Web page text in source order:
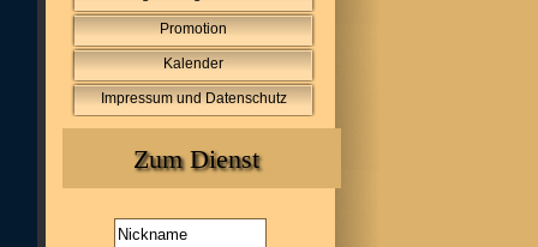
Promotion
Kalender
Impressum und Datenschutz
Zum Dienst